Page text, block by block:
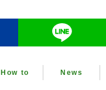
How to News